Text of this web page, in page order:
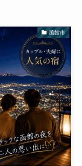
函館市